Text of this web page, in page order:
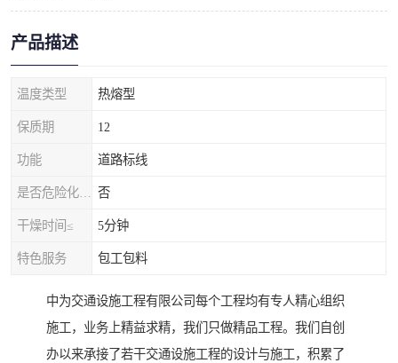
产品描述
温度类型 热熔型
保质期 12
功能 道路标线
否
干燥时间≤ 5分钟
特色服务 包工包料
中为交通设施工程有限公司每个工程均有专人精心组织
施工，业务上精益求精，我们只做精品工程。我们自创
办以来承接了若干交通设施工程的设计与施工，积累了